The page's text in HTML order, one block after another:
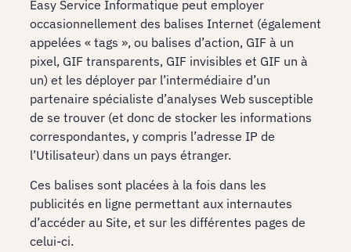
Easy Service Informatique peut employer
occasionnellement des balises Internet (également
appelées « tags », ou balises d’action, GIF à un
pixel, GIF transparents, GIF invisibles et GIF un à
un) et les déployer par l’intermédiaire d’un
partenaire spécialiste d’analyses Web susceptible
de se trouver (et donc de stocker les informations
correspondantes, y compris l’adresse IP de
l’Utilisateur) dans un pays étranger.
Ces balises sont placées à la fois dans les
publicités en ligne permettant aux internautes
d’accéder au Site, et sur les différentes pages de
celui-ci.